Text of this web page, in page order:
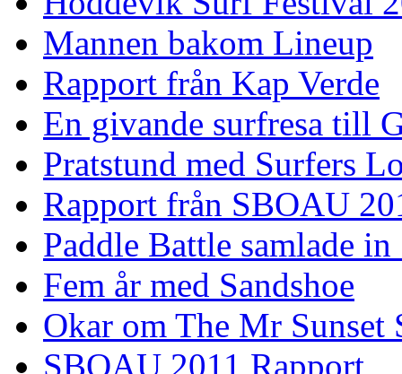
Mannen bakom Lineup
Rapport från Kap Verde
En givande surfresa till
Pratstund med Surfers
Rapport från SBOAU
Paddle Battle samlade
Fem år med Sandshoe
Okar om The Mr Sunset
SBOAU 2011 Rapport